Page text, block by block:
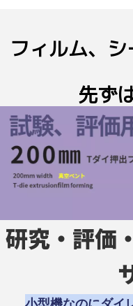
フィルム、
先ず
研究・評価